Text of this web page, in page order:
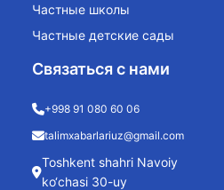
Частные школы
Частные детские сады
Связаться с нами
+998 91 080 60 06
talimxabarlariuz@gmail.com
Toshkent shahri Navoiy
ko‘chasi 30-uy